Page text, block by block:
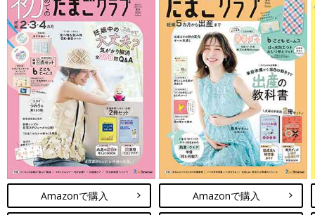
Amazonで購入 Amazonで購入